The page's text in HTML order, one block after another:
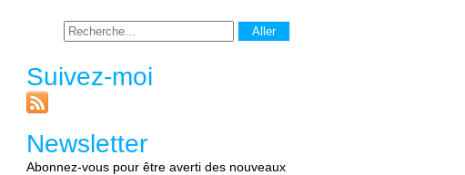
Suivez-moi
Newsletter
Abonnez-vous pour être averti des nouveaux